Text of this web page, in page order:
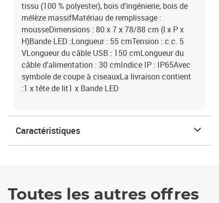
tissu (100 % polyester), bois d'ingénierie, bois de
mélèze massifMatériau de remplissage :
mousseDimensions : 80 x 7 x 78/88 cm (l x P x
H)Bande LED :Longueur : 55 cmTension : c.c. 5
VLongueur du câble USB : 150 cmLongueur du
câble d'alimentation : 30 cmIndice IP : IP65Avec
symbole de coupe à ciseauxLa livraison contient
:1 x tête de lit1 x Bande LED
Caractéristiques
Toutes les autres offres